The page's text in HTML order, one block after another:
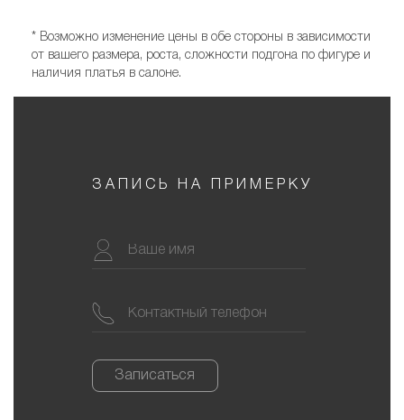
* Возможно изменение цены в обе стороны в зависимости
от вашего размера, роста, сложности подгона по фигуре и
наличия платья в салоне.
ЗАПИСЬ НА ПРИМЕРКУ